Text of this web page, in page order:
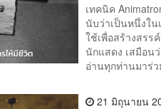
เทคนิค
นับว่าเป็นหนึ่งใ
ใช้เพื่อสร้างสร
นักแสดง เสมือน
อ่านทุกท่านมาร่ว
21 มิถุนายน